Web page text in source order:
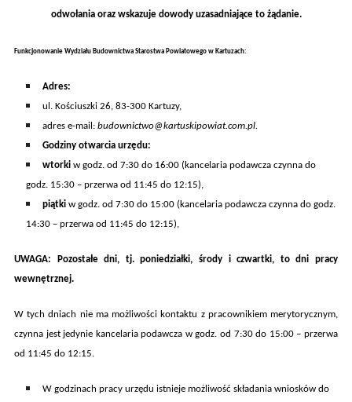
odwołania oraz wskazuje dowody uzasadniające to żądanie.
Funkcjonowanie Wydziału Budownictwa Starostwa Powiatowego w Kartuzach:
Adres:
ul. Kościuszki 26, 83-300 Kartuzy,
adres e-mail: budownictwo@kartuskipowiat.com.pl.
Godziny otwarcia urzędu:
wtorkiw godz. od 7:30 do 16:00 (kancelaria podawcza czynna do
godz. 15:30 – przerwa od 11:45 do 12:15),
piątkiw godz. od 7:30 do 15:00 (kancelaria podawcza czynna do godz.
14:30 – przerwa od 11:45 do 12:15),
UWAGA: Pozostałe dni, tj. poniedziałki, środy i czwartki, to dni pracy
wewnętrznej.
W tych dniach nie ma możliwości kontaktu z pracownikiem merytorycznym,
czynna jest jedynie kancelaria podawcza w godz. od 7:30 do 15:00 – przerwa
od 11:45 do 12:15.
W godzinach pracy urzędu istnieje możliwość składania wniosków do